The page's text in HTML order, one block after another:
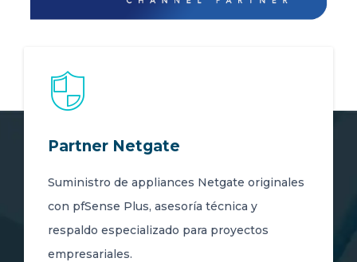
Partner Netgate
Suministro de appliances Netgate originales
con pfSense Plus, asesoría técnica y
respaldo especializado para proyectos
empresariales.